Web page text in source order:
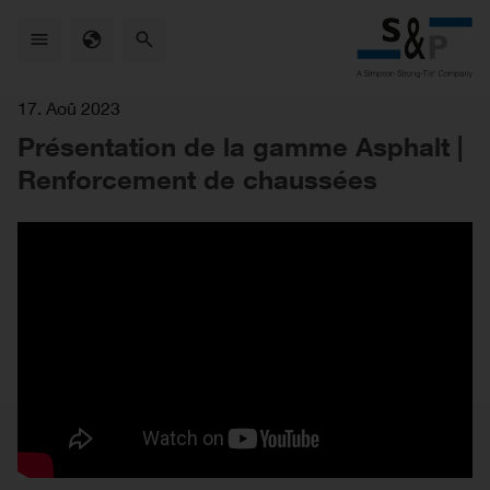
17. Aoû 2023
Présentation de la gamme Asphalt |
Renforcement de chaussées